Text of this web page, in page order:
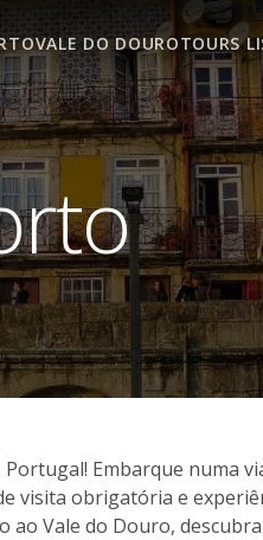
VALE DO DOUROTOURS
Embarque numa
visita obrigatória e
Vale do Douro, descubra